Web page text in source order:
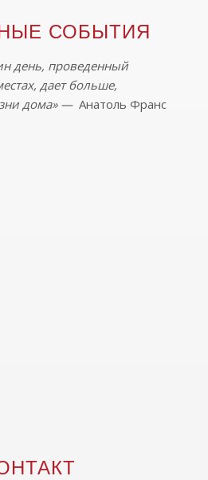
СОБЫТИЯ
день, проведенный
дает больше,
дома» — Анатоль Франс